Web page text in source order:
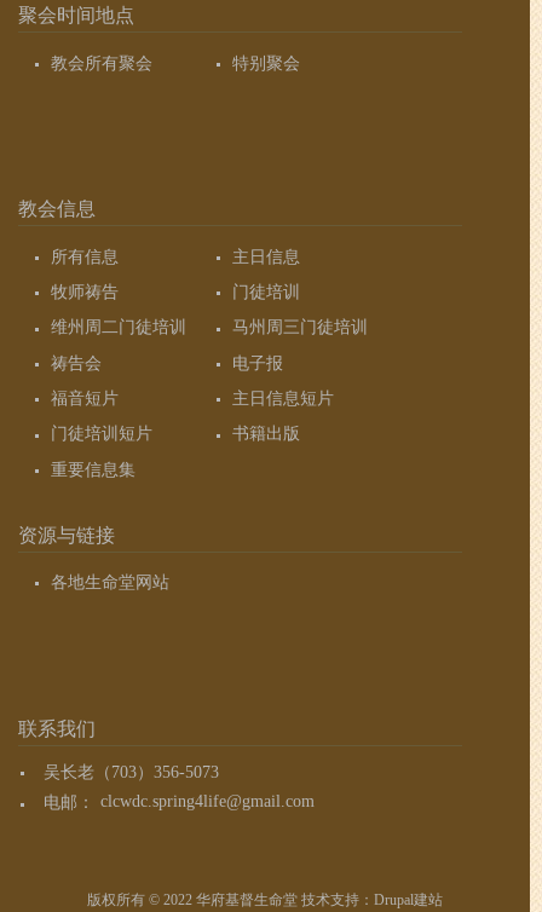
聚会时间地点
教会所有聚会 特别聚会
教会信息
所有信息
主日信息
牧师祷告
门徒培训
维州周二门徒培训
马州周三门徒培训
祷告会
电子报
福音短片
主日信息短片
门徒培训短片
书籍出版
重要信息集
资源与链接
各地生命堂网站
联系我们
吴长老（703）356-5073
电邮：
clcwdc.spring4life@gmail.com
版权所有 © 2022 华府基督生命堂 技术支持： Drupal建站